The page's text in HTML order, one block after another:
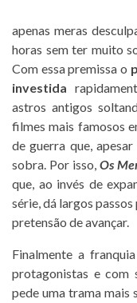
apenas meras
horas sem ter muito
Com essa premissa o
investida
astros antigos
filmes mais famosos
de guerra que,
sobra. Por isso,Os
que, ao invés de
série, dá largos
pretensão de avançar.
Finalmente a
protagonistas e com
pede uma trama mais